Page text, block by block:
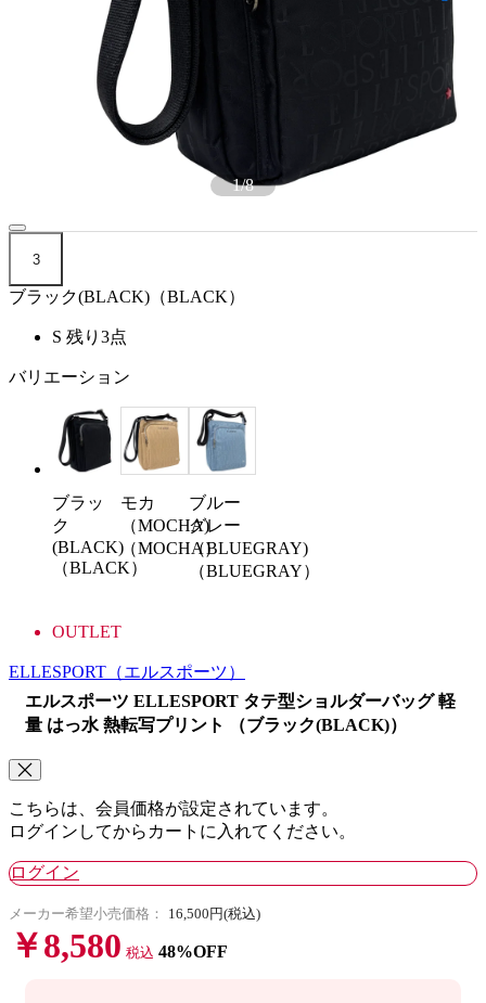
1/8
3
ブラック(BLACK)（BLACK）
S 残り3点
バリエーション
ブラッ
ク
(BLACK)
（BLACK）
モカ
（MOCHA)
（MOCHA）
ブルー
グレー
（BLUEGRAY)
（BLUEGRAY）
OUTLET
ELLESPORT （エルスポーツ）
エルスポーツ ELLESPORT タテ型ショルダーバッグ 軽
量 はっ水 熱転写プリント （ブラック(BLACK)）
こちらは、会員価格が設定されています。
ログインしてからカートに入れてください。
ログイン
メーカー希望小売価格： 16,500円(税込)
￥8,580 税込 48%OFF